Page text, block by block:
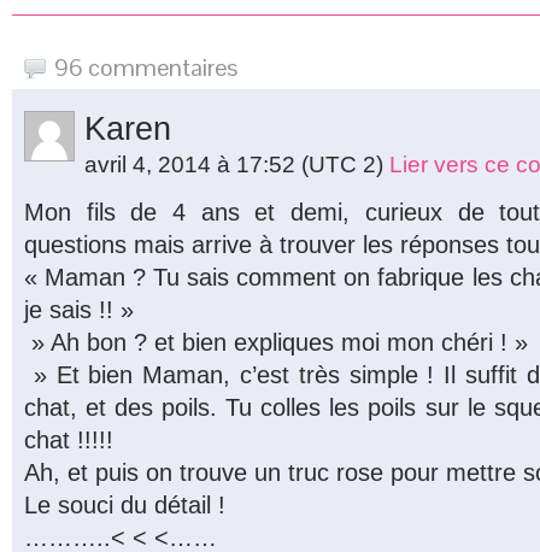
96 commentaires
Karen
avril 4, 2014 à 17:52 (UTC 2) Lier vers ce
Mon fils de 4 ans et demi, curieux de
questions mais arrive à trouver les réponses
« Maman ? Tu sais comment on fabrique les
je sais !! »
» Ah bon ? et bien expliques moi mon chéri ! »
» Et bien Maman, c’est très simple ! Il suffit
chat, et des poils. Tu colles les poils sur le
chat !!!!!
Ah, et puis on trouve un truc rose pour mettre
Le souci du détail !
………..< < <……